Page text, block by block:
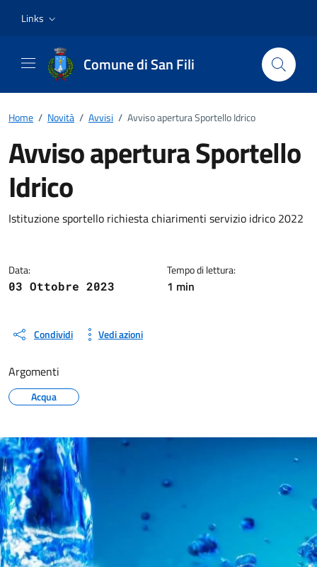
Links
Comune di San Fili
Home / Novità / Avvisi / Avviso apertura Sportello Idrico
Avviso apertura Sportello
Idrico
Dettagli della notizia
Istituzione sportello richiesta chiarimenti servizio idrico 2022
Data:
03 Ottobre 2023
Tempo di lettura:
1 min
Condividi Vedi azioni
Argomenti
Acqua